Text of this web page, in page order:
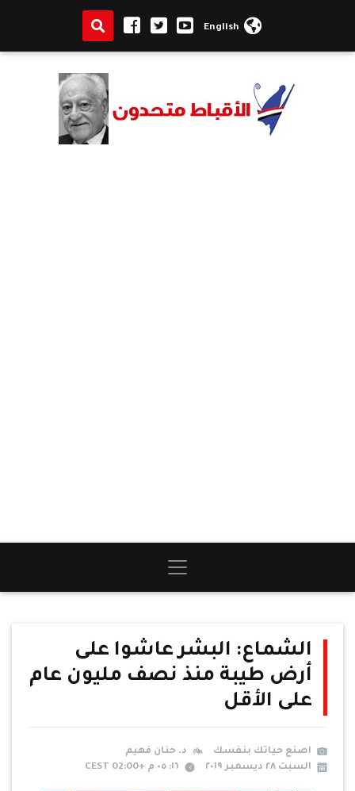
English
الشماع: البشر عاشوا على
أرض طيبة منذ نصف مليون عام
على الأقل
اصنع حياتك بنفسك
د. حنان فهيم
السبت ٢٨ ديسمبر ٢٠١٩
١٦: ٠٥ م +02:00 CEST